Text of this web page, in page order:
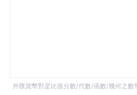
外匯貨幣對是比值分數/代數/函數/幾何之數